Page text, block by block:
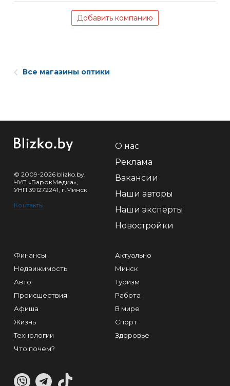
Добавить компанию
Все магазины оптики
© 2009-2026 blizko.by,
ЧУП «БарокМедиа»,
УНП 391272241, г.Минск
Контакты
О нас
Реклама
Вакансии
Наши авторы
Наши эксперты
Новостройки
Финансы
Недвижимость
Авто
Происшествия
Афиша
Жизнь
Технологии
Что почем?
Актуально
Минск
Туризм
Работа
В мире
Спорт
Здоровье